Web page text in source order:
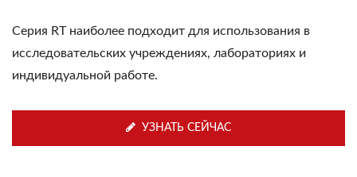
Серия RT наиболее подходит для использования в
исследовательских учреждениях, лабораториях и
индивидуальной работе.
УЗНАТЬ СЕЙЧАС